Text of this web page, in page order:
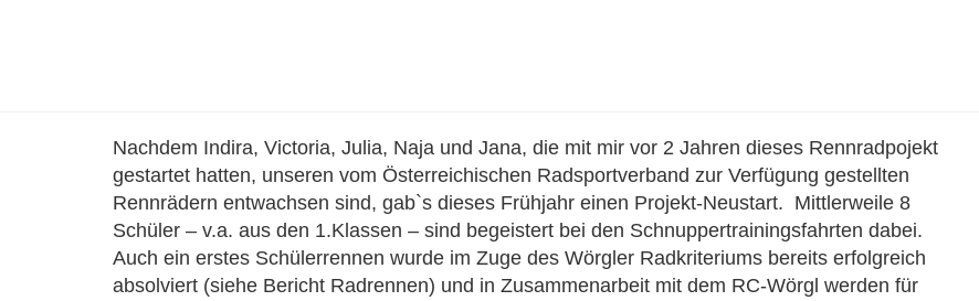
Nachdem Indira, Victoria, Julia, Naja und Jana, die mit mir vor 2 Jahren dieses Rennradpojekt
gestartet hatten, unseren vom Österreichischen Radsportverband zur Verfügung gestellten
Rennrädern entwachsen sind, gab`s dieses Frühjahr einen Projekt-Neustart. Mittlerweile 8
Schüler – v.a. aus den 1.Klassen – sind begeistert bei den Schnuppertrainingsfahrten dabei.
Auch ein erstes Schülerrennen wurde im Zuge des Wörgler Radkriteriums bereits erfolgreich
absolviert (siehe Bericht Radrennen) und in Zusammenarbeit mit dem RC-Wörgl werden für